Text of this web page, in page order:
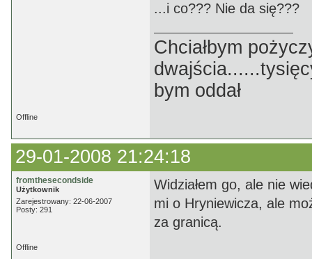
...i co??? Nie da się???
Chciałbym
bym oddał
Offline
29-01-2008 21:24:18
fromthesecondside
Użytkownik
Zarejestrowany: 22-06-2007
Posty: 291
Widziałem go, ale nie
mi o Hryniewicza, ale
za granicą.
Offline